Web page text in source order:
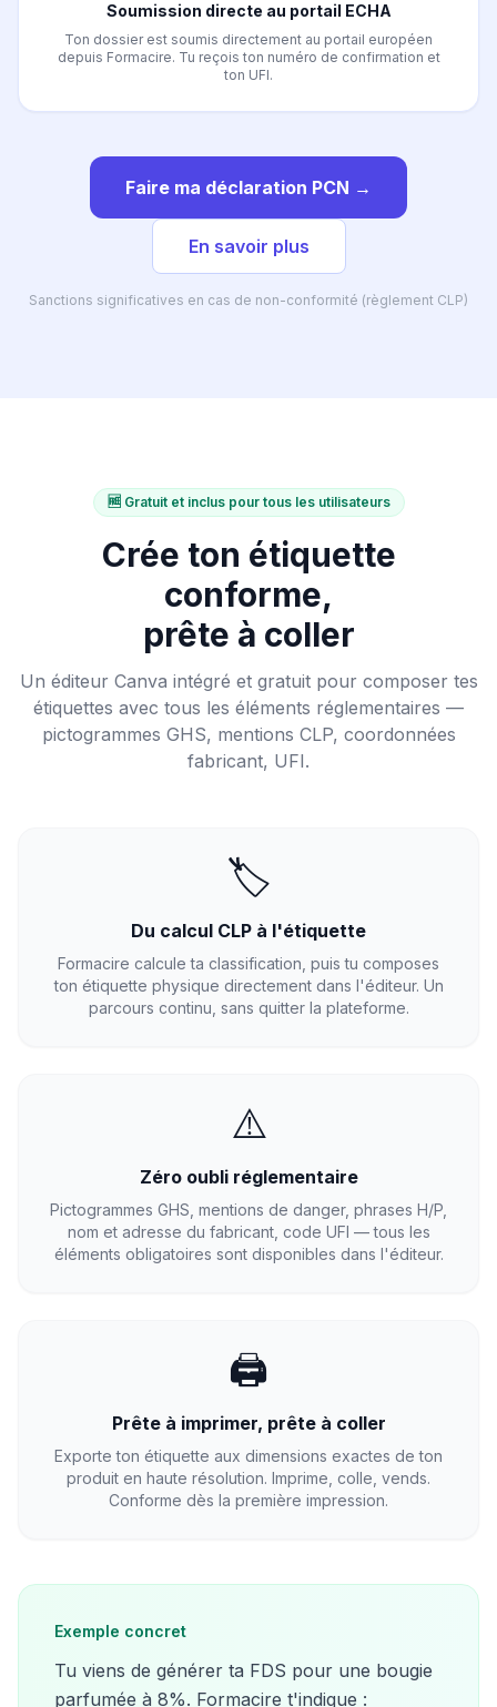
Soumission directe au portail ECHA
Ton dossier est soumis directement au portail européen
depuis Formacire. Tu reçois ton numéro de confirmation et
ton UFI.
Faire ma déclaration PCN →
En savoir plus
Sanctions significatives en cas de non-conformité (règlement CLP)
🆓 Gratuit et inclus pour tous les utilisateurs
Crée ton étiquette
conforme,
prête à coller
Un éditeur Canva intégré et gratuit pour composer tes
étiquettes avec tous les éléments réglementaires —
pictogrammes GHS, mentions CLP, coordonnées
fabricant, UFI.
🏷️
Du calcul CLP à l'étiquette
Formacire calcule ta classification, puis tu composes
ton étiquette physique directement dans l'éditeur. Un
parcours continu, sans quitter la plateforme.
⚠️
Zéro oubli réglementaire
Pictogrammes GHS, mentions de danger, phrases H/P,
nom et adresse du fabricant, code UFI — tous les
éléments obligatoires sont disponibles dans l'éditeur.
🖨️
Prête à imprimer, prête à coller
Exporte ton étiquette aux dimensions exactes de ton
produit en haute résolution. Imprime, colle, vends.
Conforme dès la première impression.
Exemple concret
Tu viens de générer ta FDS pour une bougie
parfumée à 8%. Formacire t'indique :